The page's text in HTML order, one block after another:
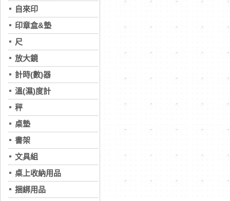
自來印
印章盒&墊
尺
放大鏡
計時(數)器
溫(濕)度計
秤
桌墊
書架
文具組
桌上收納用品
捆綁用品